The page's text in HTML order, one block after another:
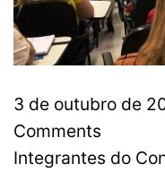
3 de outubro de
Comments
Integrantes do